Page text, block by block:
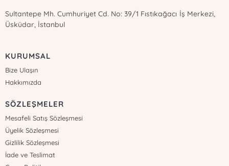
Sultantepe Mh. Cumhuriyet Cd. No: 39/1 Fıstıkağacı İş Merkezi,
Üsküdar, İstanbul
KURUMSAL
Bize Ulaşın
Hakkımızda
SÖZLEŞMELER
Mesafeli Satış Sözleşmesi
Üyelik Sözleşmesi
Gizlilik Sözleşmesi
İade ve Teslimat